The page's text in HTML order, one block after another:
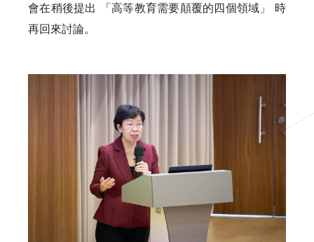
會在稍後提出 「高等教育需要顛覆的四個領域」 時
再回來討論。